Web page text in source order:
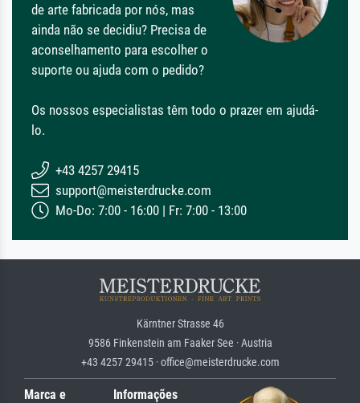
de arte fabricada por nós, mas
ainda não se decidiu? Precisa de
aconselhamento para escolher o
suporte ou ajuda com o pedido?
Os nossos especialistas têm todo o prazer em ajudá-
lo.
+43 4257 29415
support@meisterdrucke.com
Mo-Do: 7:00 - 16:00 | Fr: 7:00 - 13:00
Kärntner Strasse 46
9586 Finkenstein am Faaker See · Austria
+43 4257 29415 · office@meisterdrucke.com
Marca e
Informações